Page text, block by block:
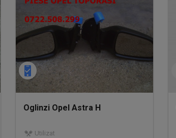
Oglinzi Opel Astra H
Utilizat